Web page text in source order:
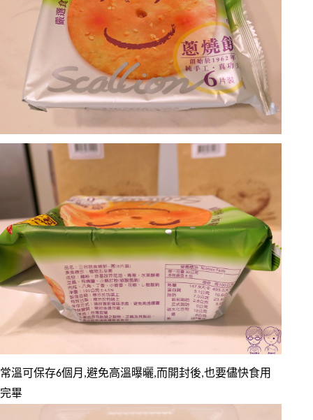
常溫可保存6個月,避免高溫曝曬,而開封後,也要儘快食用
完畢